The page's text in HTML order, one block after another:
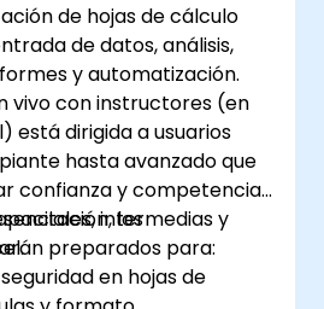
de hojas de cálculo
de datos, análisis,
y automatización.
vivo con instructores (en
está dirigida a usuarios
hasta avanzado que
confianza y competencia
intermedias y
los
preparados para:
en hojas de